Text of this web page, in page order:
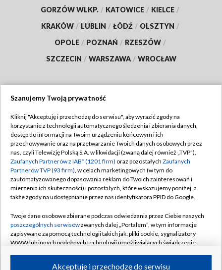
GORZÓW WLKP. / KATOWICE / KIELCE /
KRAKÓW / LUBLIN / ŁÓDŹ / OLSZTYN /
OPOLE / POZNAŃ / RZESZÓW /
SZCZECIN / WARSZAWA / WROCŁAW
TVP
Abonament TVP
Emisja w TVP
Centrum informacji TVP
Naziemna Telewizja Cyfrowa
Rada Programowa
System NOS
Informacje o nadawcy
Regulamin TVP
Polityka prywatności
Moje zgody
Pomoc
Kontakt
Kanały
Szanujemy Twoją prywatność
Kliknij "Akceptuję i przechodzę do serwisu", aby wyrazić zgody na
korzystanie z technologii automatycznego śledzenia i zbierania danych,
dostęp do informacji na Twoim urządzeniu końcowym i ich
przechowywanie oraz na przetwarzanie Twoich danych osobowych przez
nas, czyli Telewizję Polską S.A. w likwidacji (zwaną dalej również „TVP”),
Zaufanych Partnerów z IAB* (1201 firm) oraz pozostałych Zaufanych
Partnerów TVP (93 firm), w celach marketingowych (w tym do
zautomatyzowanego dopasowania reklam do Twoich zainteresowań i
mierzenia ich skuteczności) i pozostałych, które wskazujemy poniżej, a
także zgody na udostępnianie przez nas identyfikatora PPID do Google.
Twoje dane osobowe zbierane podczas odwiedzania przez Ciebie naszych
poszczególnych serwisówzwanych dalej „Portalem”, w tym informacje
zapisywane za pomocą technologii takich jak: pliki cookie, sygnalizatory
WWW lub innych podobnych technologii umożliwiających świadczenie
Akceptuję i przechodzę do serwisu